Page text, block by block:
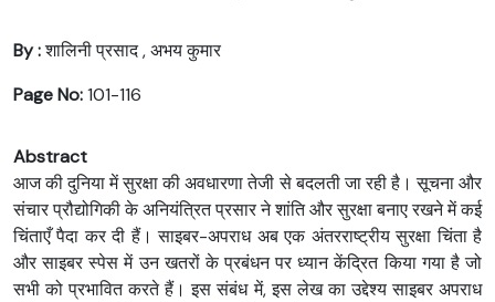
By :शालिनी प्रसाद , अभय कुमार
Page No:101-116
Abstract
आज की दुनिया में सुरक्षा की अवधारणा तेजी से बदलती जा रही है। सूचना और
संचार प्रौद्योगिकी के अनियंत्रित प्रसार ने शांति और सुरक्षा बनाए रखने में कई
चिंताएँ पैदा कर दी हैं। साइबर-अपराध अब एक अंतरराष्ट्रीय सुरक्षा चिंता है
और साइबर स्पेस में उन खतरों के प्रबंधन पर ध्यान केंद्रित किया गया है जो
सभी को प्रभावित करते हैं। इस संबंध में, इस लेख का उद्देश्य साइबर अपराध